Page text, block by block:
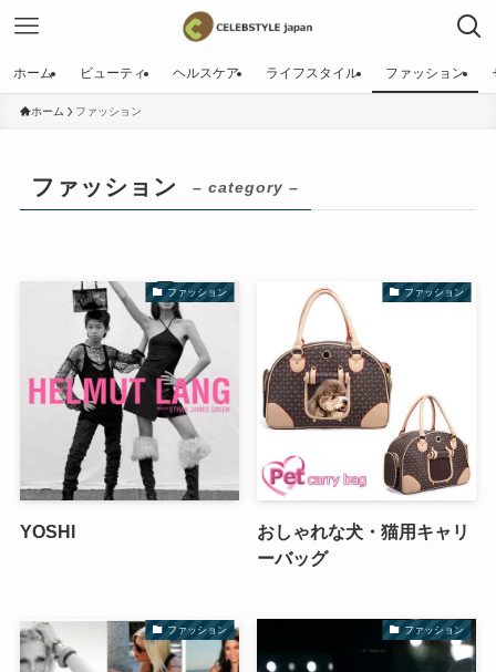
ホーム ビューティ ヘルスケア ライフスタイル ファッション
ホーム ファッション
ファッション – category –
ファッション
YOSHI
ファッション
おしゃれな犬・猫用キャリ
ーバッグ
ファッション ファッション